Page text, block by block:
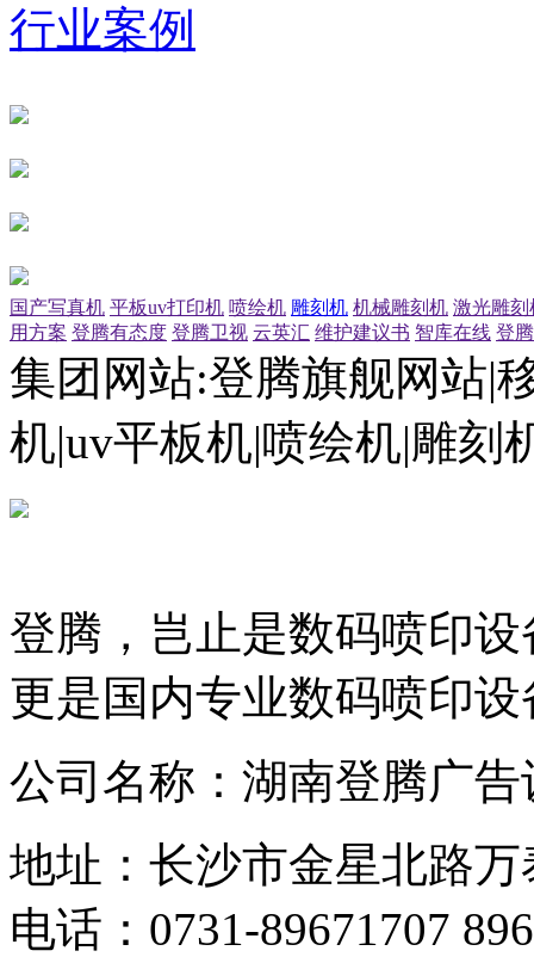
行业案例
国产写真机 平板uv打印机 喷绘机 雕刻机 机械雕刻机 激光雕刻
用方案 登腾有态度 登腾卫视 云英汇 维护建议书 智库在线 登
集团网站:登腾旗舰网站|
机|uv平板机|喷绘机|雕刻
登腾，岂止是数码喷印
更是国内专业数码喷印
公司名称：湖南登腾广
地址：长沙市金星北路万
电话：0731-89671707